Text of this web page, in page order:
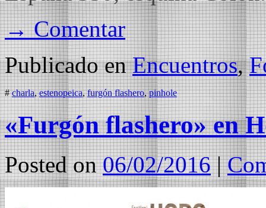
→ Comentar
Publicado en Encuentros,
# charla,estenopeica,furgón flashero,pinhole
«Furgón flashero» en
Posted on 06/02/2016 |